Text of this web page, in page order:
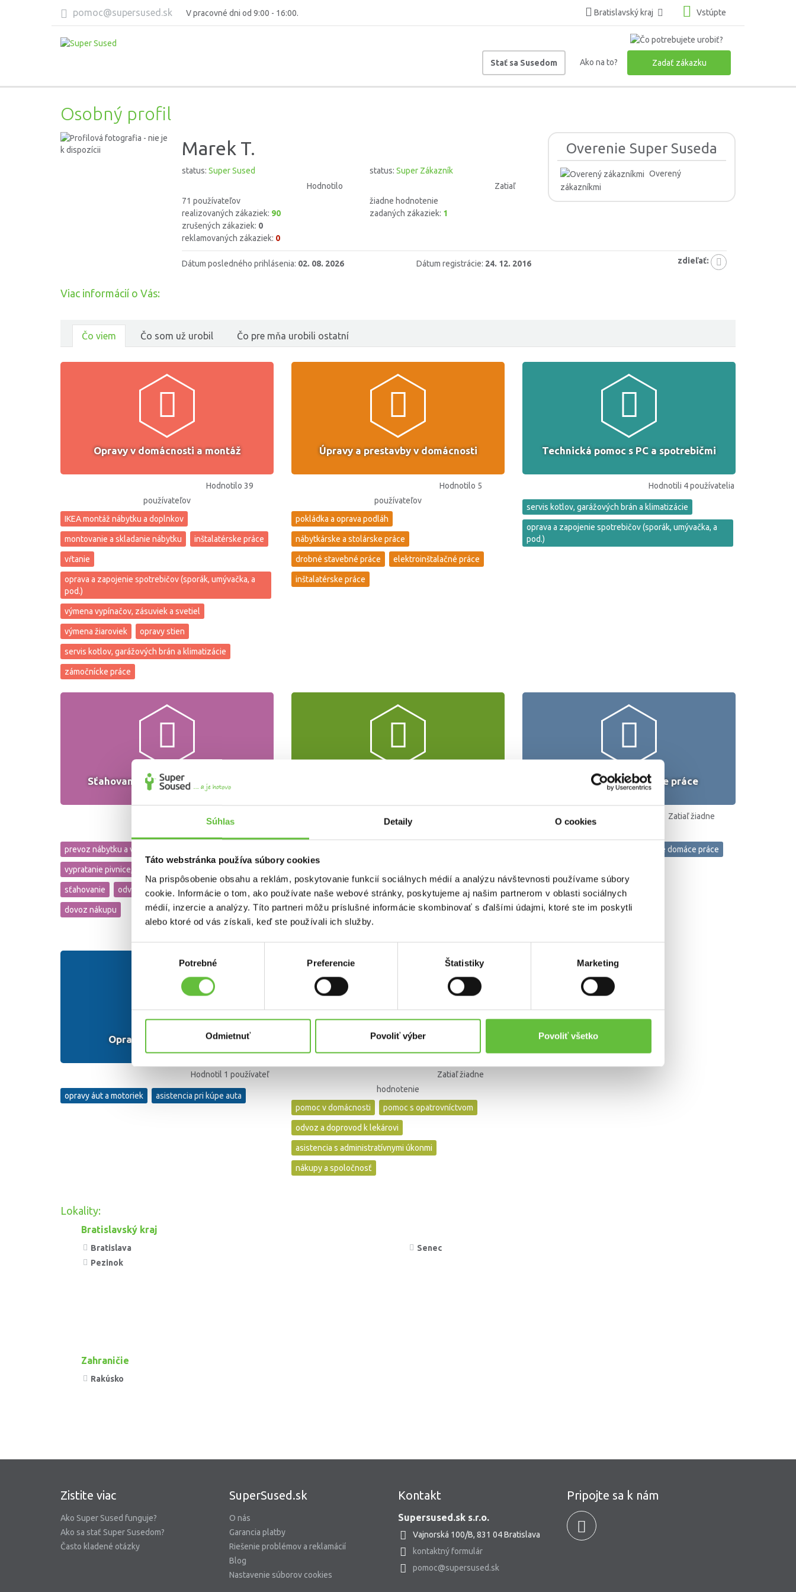
Súhlas Detaily O cookies
Táto webstránka používa súbory cookies
Na prispôsobenie obsahu a reklám, poskytovanie funkcií sociálnych médií a analýzu návštevnosti používame súbory
cookie. Informácie o tom, ako používate naše webové stránky, poskytujeme aj našim partnerom v oblasti sociálnych
médií, inzercie a analýzy. Títo partneri môžu príslušné informácie skombinovať s ďalšími údajmi, ktoré ste im poskytli
alebo ktoré od vás získali, keď ste používali ich služby.
Výber
Potrebné Preferencie Štatistiky Marketing
Odmietnuť Povoliť výber Povoliť všetko
pomoc@supersused.sk V pracovné dni od 9:00 - 16:00. Bratislavský kraj Vstúpte
Stať sa Susedom Ako na to? Zadať zákazku
Osobný profil
Marek T.
status: Super Sused
Hodnotilo
71 používateľov
realizovaných zákaziek: 90
zrušených zákaziek: 0
reklamovaných zákaziek: 0
status: Super Zákazník
Zatiaľ
žiadne hodnotenie
zadaných zákaziek: 1
Overenie Super Suseda
Overený
zákazníkmi
Dátum posledného prihlásenia: 02. 08. 2026 Dátum registrácie: 24. 12. 2016 zdieľať:
Viac informácií o Vás:
Čo viem Čo som už urobil Čo pre mňa urobili ostatní
Opravy v domácnosti a montáž
Hodnotilo 39
používateľov
IKEA montáž nábytku a doplnkov
montovanie a skladanie nábytku inštalatérske práce
vŕtanie
oprava a zapojenie spotrebičov (sporák, umývačka, a
pod.)
výmena vypínačov, zásuviek a svetiel
výmena žiaroviek opravy stien
servis kotlov, garážových brán a klimatizácie
zámočnícke práce
Úpravy a prestavby v domácnosti
Hodnotilo 5
používateľov
pokládka a oprava podláh
nábytkárske a stolárske práce
drobné stavebné práce elektroinštalačné práce
inštalatérske práce
Technická pomoc s PC a spotrebičmi
Hodnotili 4 používatelia
servis kotlov, garážových brán a klimatizácie
oprava a zapojenie spotrebičov (sporák, umývačka, a
pod.)
Sťahovanie, preprava, vypratanie
Hodnotilo 18
prevoz nábytku a vecí
vypratanie pivnice, garáže
sťahovanie odvoz do zberného dvora
dovoz nákupu
zimná údržba - odhŕňanie snehu zavlažovanie
pletie, okopávanie, hnojenie
starostlivosť o zeleň, stromy a živé ploty
Upratovanie a domáce práce
Zatiaľ žiadne
iné domáce práce
Opravy a pomoc s autom
Hodnotil 1 používateľ
opravy áut a motoriek asistencia pri kúpe auta
Asistencia pre seniorov
Zatiaľ žiadne
hodnotenie
pomoc v domácnosti
pomoc s opatrovníctvom
odvoz a doprovod k lekárovi
asistencia s administratívnymi úkonmi
nákupy a spoločnosť
Lokality:
Bratislavský kraj
Bratislava
Pezinok
Senec
Zahraničie
Rakúsko
Zistite viac
Ako Super Sused funguje?
Ako sa stať Super Susedom?
Často kladené otázky
SuperSused.sk
O nás
Garancia platby
Riešenie problémov a reklamácií
Blog
Nastavenie súborov cookies
Kontakt
Supersused.sk s.r.o.
Vajnorská 100/B, 831 04 Bratislava
kontaktný formulár
pomoc@supersused.sk
Pripojte sa k nám